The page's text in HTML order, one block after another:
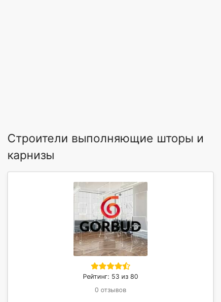
Строители выполняющие шторы и
карнизы
Рейтинг: 53 из 80
0 отзывов